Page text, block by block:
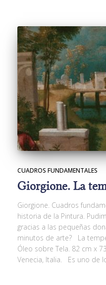
CUADROS FUNDAMENTALES
Giorgione. La
Giorgione. Cuadros
historia de la Pintura.
gracias a las pequeñas
minutos de arte? La
Óleo sobre Tela. 82 cm x
Venecia, Italia. Es uno de